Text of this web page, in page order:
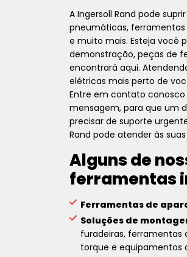
A Ingersoll Rand pode
pneumáticas,
e muito mais. Esteja você
demonstração, peças de
encontrará aqui.
elétricas mais perto de
Entre em contato
mensagem, para que um
precisar de suporte
Rand pode atender às
Alguns de
ferramentas
Ferramentas de
Soluções de
furadeiras, ferramentas
torque e equipamentos